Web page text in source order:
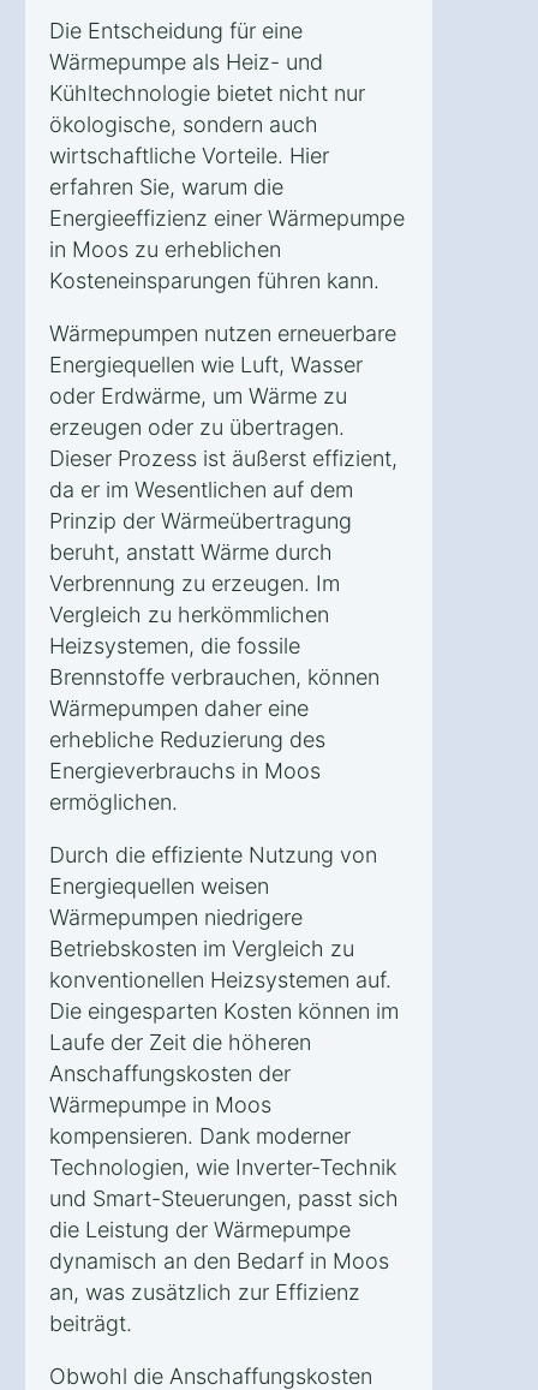
Die Entscheidung für eine
Wärmepumpe als Heiz- und
Kühltechnologie bietet nicht nur
ökologische, sondern auch
wirtschaftliche Vorteile. Hier
erfahren Sie, warum die
Energieeffizienz einer Wärmepumpe
in Moos zu erheblichen
Kosteneinsparungen führen kann.
Wärmepumpen nutzen erneuerbare
Energiequellen wie Luft, Wasser
oder Erdwärme, um Wärme zu
erzeugen oder zu übertragen.
Dieser Prozess ist äußerst effizient,
da er im Wesentlichen auf dem
Prinzip der Wärmeübertragung
beruht, anstatt Wärme durch
Verbrennung zu erzeugen. Im
Vergleich zu herkömmlichen
Heizsystemen, die fossile
Brennstoffe verbrauchen, können
Wärmepumpen daher eine
erhebliche Reduzierung des
Energieverbrauchs in Moos
ermöglichen.
Durch die effiziente Nutzung von
Energiequellen weisen
Wärmepumpen niedrigere
Betriebskosten im Vergleich zu
konventionellen Heizsystemen auf.
Die eingesparten Kosten können im
Laufe der Zeit die höheren
Anschaffungskosten der
Wärmepumpe in Moos
kompensieren. Dank moderner
Technologien, wie Inverter-Technik
und Smart-Steuerungen, passt sich
die Leistung der Wärmepumpe
dynamisch an den Bedarf in Moos
an, was zusätzlich zur Effizienz
beiträgt.
Obwohl die Anschaffungskosten